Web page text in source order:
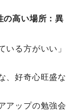
の高い場所：異
いる方がいい」
、好奇心旺盛な
アップの勉強会